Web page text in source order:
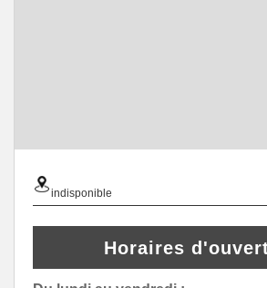
indisponible
Horaires